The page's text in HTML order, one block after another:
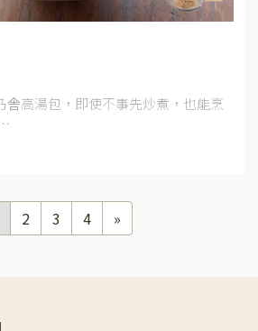
舎高湯包，即使不事先炒煮，也能烹
2 3 4 »